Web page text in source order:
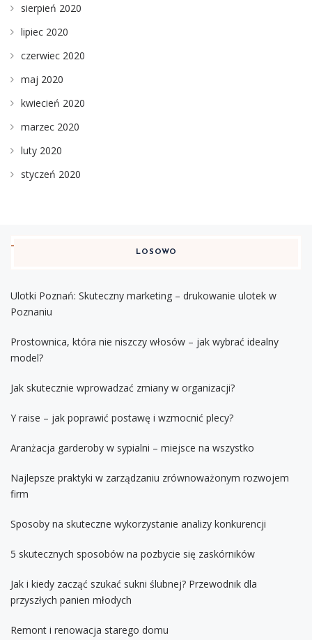
sierpień 2020
lipiec 2020
czerwiec 2020
maj 2020
kwiecień 2020
marzec 2020
luty 2020
styczeń 2020
LOSOWO
Ulotki Poznań: Skuteczny marketing – drukowanie ulotek w
Poznaniu
Prostownica, która nie niszczy włosów – jak wybrać idealny
model?
Jak skutecznie wprowadzać zmiany w organizacji?
Y raise – jak poprawić postawę i wzmocnić plecy?
Aranżacja garderoby w sypialni – miejsce na wszystko
Najlepsze praktyki w zarządzaniu zrównoważonym rozwojem
firm
Sposoby na skuteczne wykorzystanie analizy konkurencji
5 skutecznych sposobów na pozbycie się zaskórników
Jak i kiedy zacząć szukać sukni ślubnej? Przewodnik dla
przyszłych panien młodych
Remont i renowacja starego domu